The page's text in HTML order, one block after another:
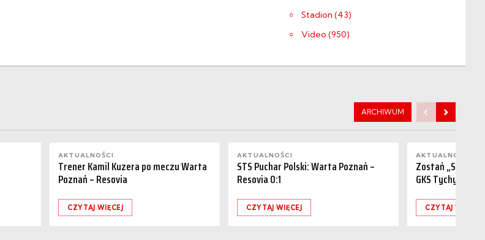
Stadion (43)
Video (950)
ARCHIWUM
AKTUALNOŚCI
Trener Kamil Kuzera po meczu Warta
Poznań – Resovia
CZYTAJ WIĘCEJ
AKTUALNOŚCI
STS Puchar Polski: Warta Poznań –
Resovia 0:1
CZYTAJ WIĘCEJ
AKTUALNOŚCI
Zostań
GKS Tychy
CZYTAJ WIĘCEJ